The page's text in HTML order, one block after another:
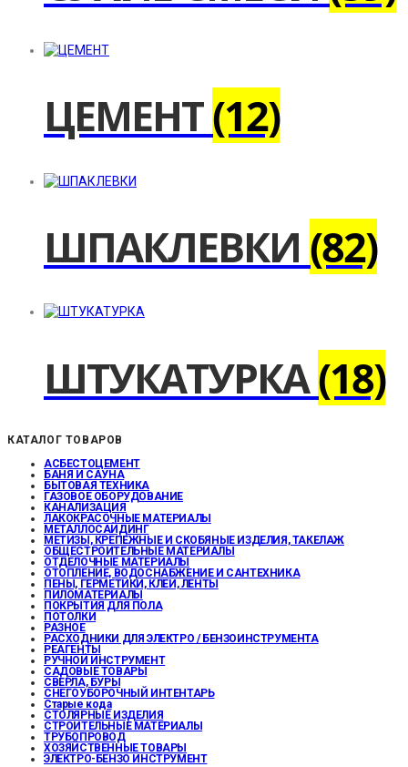
ЦЕМЕНТ(12)
ШПАКЛЕВКИ (82)
ШТУКАТУРКА(18)
КАТАЛОГ ТОВАРОВ
АСБЕСТОЦЕМЕНТ
БАНЯ И САУНА
БЫТОВАЯ ТЕХНИКА
ГАЗОВОЕ ОБОРУДОВАНИЕ
КАНАЛИЗАЦИЯ
ЛАКОКРАСОЧНЫЕ МАТЕРИАЛЫ
МЕТАЛЛОСАЙДИНГ
МЕТИЗЫ, КРЕПЕЖНЫЕ И СКОБЯНЫЕ ИЗДЕЛИЯ, ТАКЕЛАЖ
ОБЩЕСТРОИТЕЛЬНЫЕ МАТЕРИАЛЫ
ОТДЕЛОЧНЫЕ МАТЕРИАЛЫ
ОТОПЛЕНИЕ, ВОДОСНАБЖЕНИЕ И САНТЕХНИКА
ПЕНЫ, ГЕРМЕТИКИ, КЛЕИ, ЛЕНТЫ
ПИЛОМАТЕРИАЛЫ
ПОКРЫТИЯ ДЛЯ ПОЛА
ПОТОЛКИ
РАЗНОЕ
РАСХОДНИКИ ДЛЯ ЭЛЕКТРО / БЕНЗОИНСТРУМЕНТА
РЕАГЕНТЫ
РУЧНОЙ ИНСТРУМЕНТ
САДОВЫЕ ТОВАРЫ
СВЕРЛА, БУРЫ
СНЕГОУБОРОЧНЫЙ ИНТЕНТАРЬ
Старые кода
СТОЛЯРНЫЕ ИЗДЕЛИЯ
СТРОИТЕЛЬНЫЕ МАТЕРИАЛЫ
ТРУБОПРОВОД
ХОЗЯЙСТВЕННЫЕ ТОВАРЫ
ЭЛЕКТРО-БЕНЗО ИНСТРУМЕНТ